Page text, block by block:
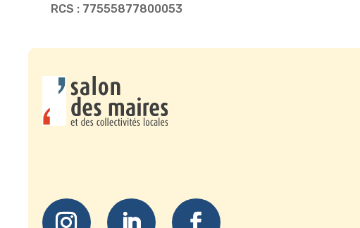
RCS : 77555877800053